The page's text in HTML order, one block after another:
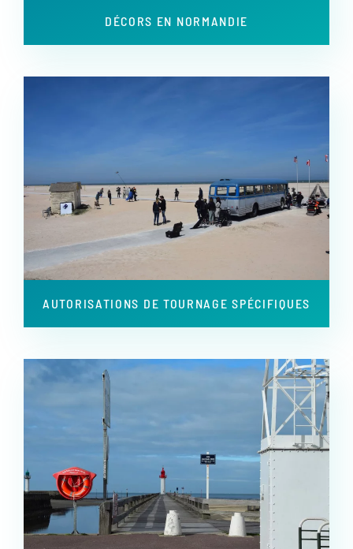
DÉCORS EN NORMANDIE
AUTORISATIONS DE TOURNAGE SPÉCIFIQUES